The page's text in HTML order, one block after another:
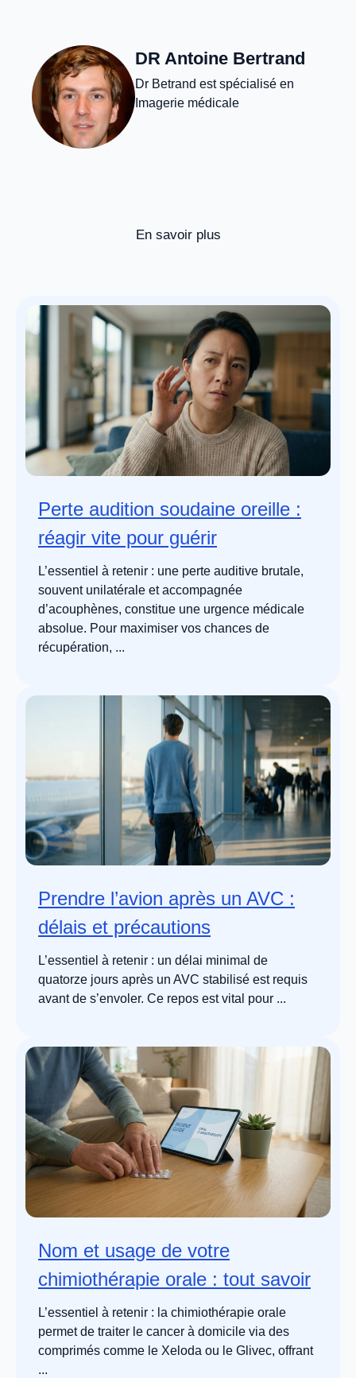
DR Antoine Bertrand
Dr Betrand est spécialisé en
Imagerie médicale
En savoir plus
Perte audition soudaine oreille :
réagir vite pour guérir
L’essentiel à retenir : une perte auditive brutale,
souvent unilatérale et accompagnée
d’acouphènes, constitue une urgence médicale
absolue. Pour maximiser vos chances de
récupération, ...
Prendre l’avion après un AVC :
délais et précautions
L’essentiel à retenir : un délai minimal de
quatorze jours après un AVC stabilisé est requis
avant de s’envoler. Ce repos est vital pour ...
Nom et usage de votre
chimiothérapie orale : tout savoir
L’essentiel à retenir : la chimiothérapie orale
permet de traiter le cancer à domicile via des
comprimés comme le Xeloda ou le Glivec, offrant
...